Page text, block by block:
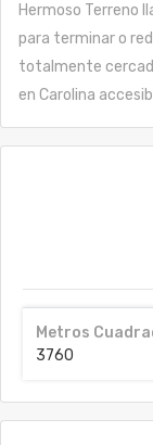
Hermoso Terreno
para terminar o
totalmente
en Carolina
Metros
3760